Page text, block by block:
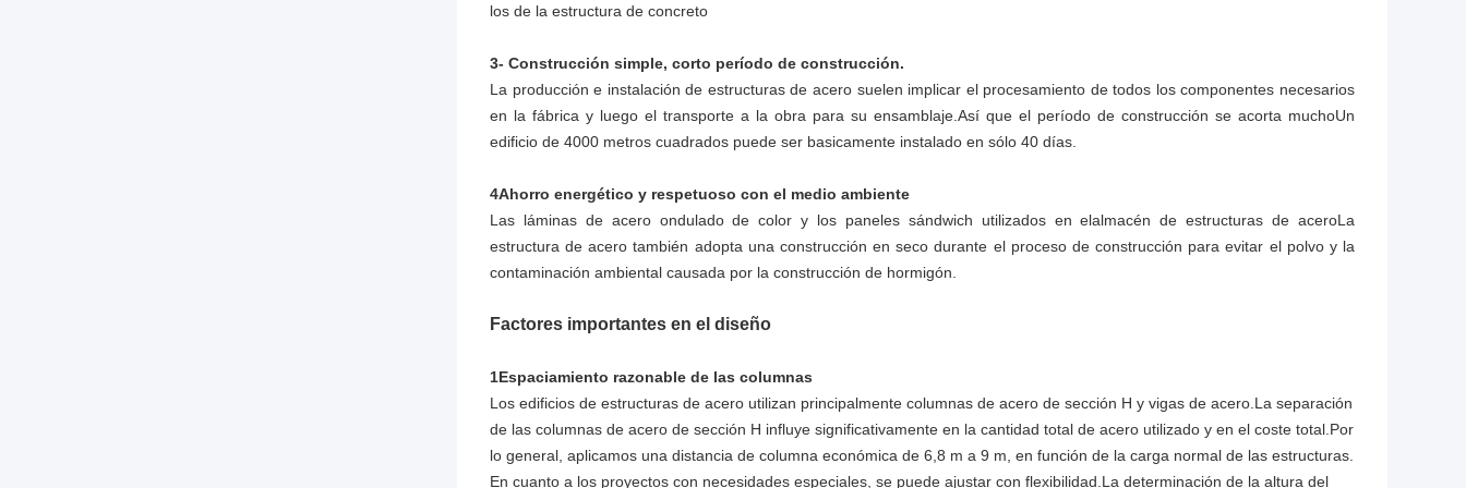
los de la estructura de concreto
3- Construcción simple, corto período de construcción.
La producción e instalación de estructuras de acero suelen implicar el procesamiento de todos los componentes necesarios
en la fábrica y luego el transporte a la obra para su ensamblaje.Así que el período de construcción se acorta muchoUn
edificio de 4000 metros cuadrados puede ser basicamente instalado en sólo 40 días.
4Ahorro energético y respetuoso con el medio ambiente
Las láminas de acero ondulado de color y los paneles sándwich utilizados en elalmacén de estructuras de aceroLa
estructura de acero también adopta una construcción en seco durante el proceso de construcción para evitar el polvo y la
contaminación ambiental causada por la construcción de hormigón.
Factores importantes en el diseño
1Espaciamiento razonable de las columnas
Los edificios de estructuras de acero utilizan principalmente columnas de acero de sección H y vigas de acero.La separación
de las columnas de acero de sección H influye significativamente en la cantidad total de acero utilizado y en el coste total.Por
lo general, aplicamos una distancia de columna económica de 6,8 m a 9 m, en función de la carga normal de las estructuras.
En cuanto a los proyectos con necesidades especiales, se puede ajustar con flexibilidad.La determinación de la altura del